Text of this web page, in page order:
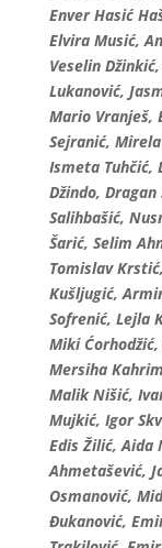
Enver Hasić
Elvira Musić,
Veselin
Lukanović,
Mario Vranješ,
Sejranić,
Ismeta Tuhčić,
Džindo,
Salihbašić,
Šarić, Selim
Tomislav
Kušljugić,
Sofrenić, Lejla
Miki
Mersiha
Malik Nišić,
Mujkić, Igor
Edis Žilić, Aida
Ahmetašević,
Osmanović,
Đukanović,